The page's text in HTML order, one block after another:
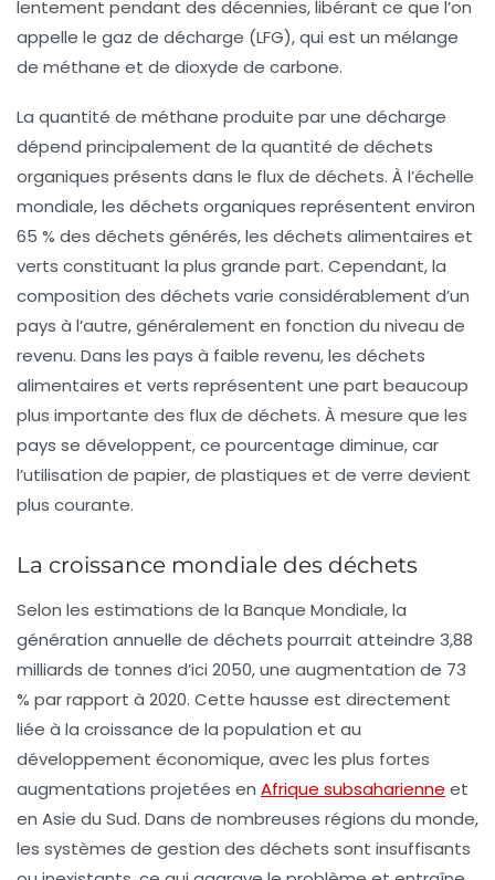
lentement pendant des décennies, libérant ce que l’on
appelle le gaz de décharge (LFG), qui est un mélange
de méthane et de dioxyde de carbone.
La quantité de méthane produite par une décharge
dépend principalement de la quantité de déchets
organiques présents dans le flux de déchets. À l’échelle
mondiale, les déchets organiques représentent environ
65 % des déchets générés, les déchets alimentaires et
verts constituant la plus grande part. Cependant, la
composition des déchets varie considérablement d’un
pays à l’autre, généralement en fonction du niveau de
revenu. Dans les pays à faible revenu, les déchets
alimentaires et verts représentent une part beaucoup
plus importante des flux de déchets. À mesure que les
pays se développent, ce pourcentage diminue, car
l’utilisation de papier, de plastiques et de verre devient
plus courante.
La croissance mondiale des déchets
Selon les estimations de la Banque Mondiale, la
génération annuelle de déchets pourrait atteindre 3,88
milliards de tonnes d’ici 2050, une augmentation de 73
% par rapport à 2020. Cette hausse est directement
liée à la croissance de la population et au
développement économique, avec les plus fortes
augmentations projetées en Afrique subsaharienne et
en Asie du Sud. Dans de nombreuses régions du monde,
les systèmes de gestion des déchets sont insuffisants